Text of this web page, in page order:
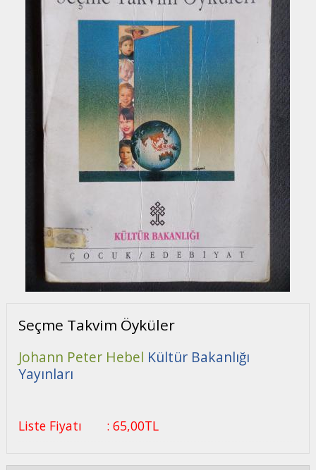
Seçme Takvim Öyküler
Johann Peter Hebel Kültür Bakanlığı
Yayınları
Liste Fiyatı : 65,00TL